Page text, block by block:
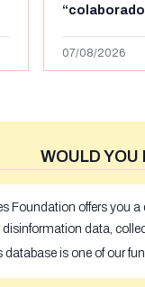
1.000 euros
07/08/2026
WOULD YOU
Foundation offers you
disinformation data,
database is one of our